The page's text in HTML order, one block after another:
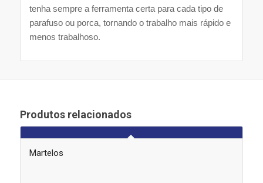
tenha sempre a ferramenta certa para cada tipo de
parafuso ou porca, tornando o trabalho mais rápido e
menos trabalhoso.
Produtos relacionados
Martelos